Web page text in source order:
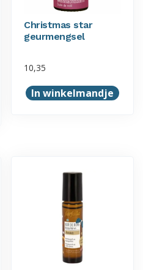
Christmas star
geurmengsel
10,35
In winkelmandje